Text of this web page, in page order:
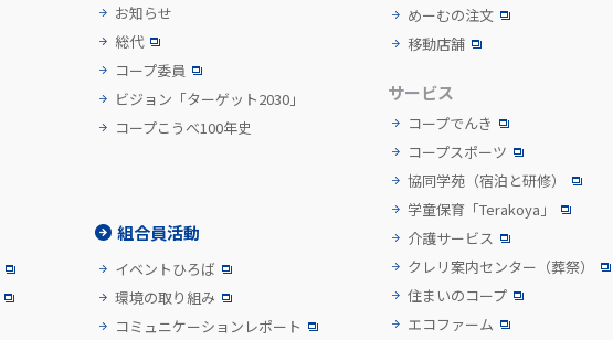
お知らせ
総代
コープ委員
ビジョン「ターゲット2030」
コープこうべ100年史
組合員活動
イベントひろば
環境の取り組み
コミュニケーションレポート
めーむの注文
移動店舗
サービス
コープでんき
コープスポーツ
協同学苑 （宿泊と研修）
学童保育「Terakoya」
介護サービス
クレリ案内センター （葬祭）
住まいのコープ
エコファーム